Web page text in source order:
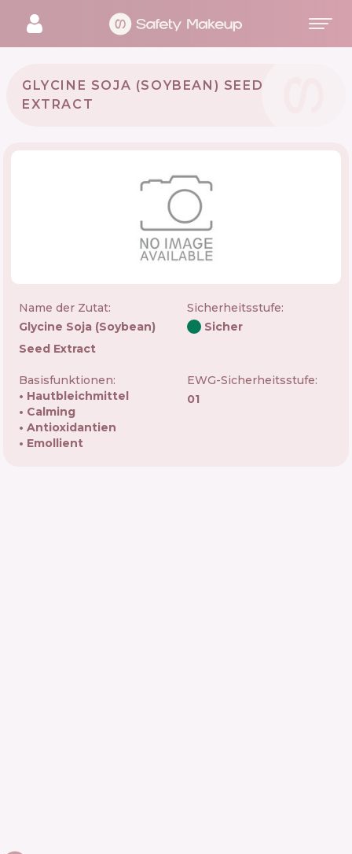
GLYCINE SOJA (SOYBEAN) SEED
EXTRACT
Name der Zutat:
Glycine Soja (soybean)
Seed Extract
Sicherheitsstufe:
Sicher
Basisfunktionen:
Hautbleichmittel
Calming
Antioxidantien
Emollient
EWG-Sicherheitsstufe:
01